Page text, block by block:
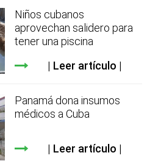
Niños cubanos
aprovechan salidero para
tener una piscina
Leer artículo
Panamá dona insumos
médicos a Cuba
Leer artículo